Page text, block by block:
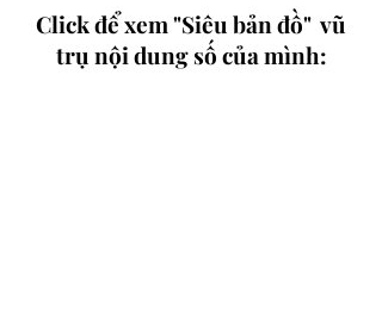
Click để xem "Siêu bản đồ" vũ
trụ nội dung số của mình: